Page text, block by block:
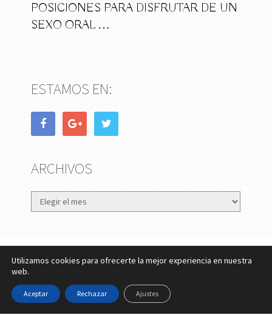
POSICIONES PARA DISFRUTAR DE UN
SEXO ORAL …
ESTAMOS EN:
ARCHIVOS
Archivos
eMujer.com
Copyright © 2026.
Contactar ||Datos Legales y Privacidad
Cookies
Utilizamos cookies para ofrecerte la mejor experiencia en nuestra
web.
Aceptar Rechazar Ajustes